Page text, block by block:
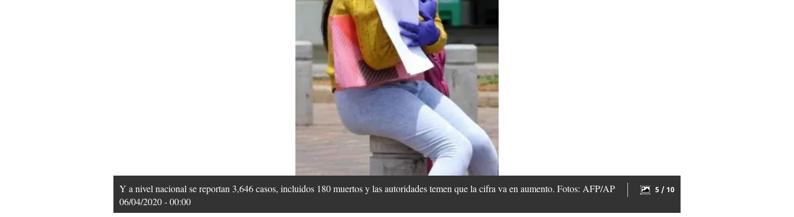
Y a nivel nacional se reportan 3,646 casos, incluidos 180 muertos y las autoridades temen que la cifra va en aumento. Fotos: AFP/AP
06/04/2020 - 00:00
5 / 10